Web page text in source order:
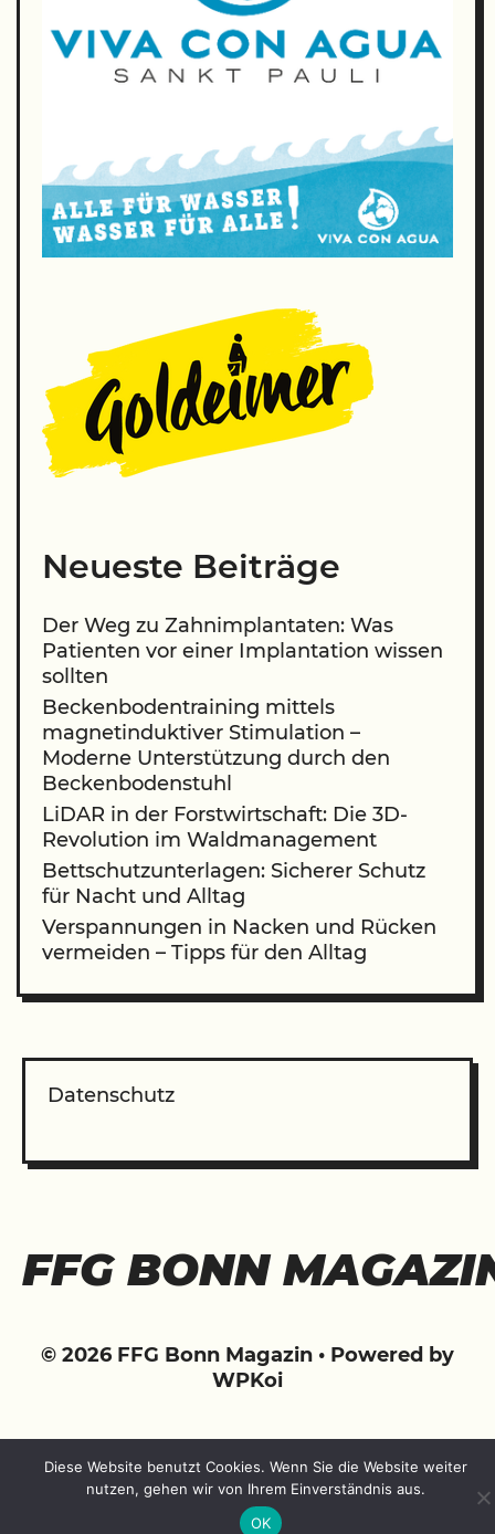
Neueste Beiträge
Der Weg zu Zahnimplantaten: Was
Patienten vor einer Implantation wissen
sollten
Beckenbodentraining mittels
magnetinduktiver Stimulation –
Moderne Unterstützung durch den
Beckenbodenstuhl
LiDAR in der Forstwirtschaft: Die 3D-
Revolution im Waldmanagement
Bettschutzunterlagen: Sicherer Schutz
für Nacht und Alltag
Verspannungen in Nacken und Rücken
vermeiden – Tipps für den Alltag
Datenschutz
FFG BONN
© 2026 FFG Bonn Magazin • Powered by
WPKoi
Diese Website benutzt Cookies. Wenn Sie die Website weiter
nutzen, gehen wir von Ihrem Einverständnis aus.
OK